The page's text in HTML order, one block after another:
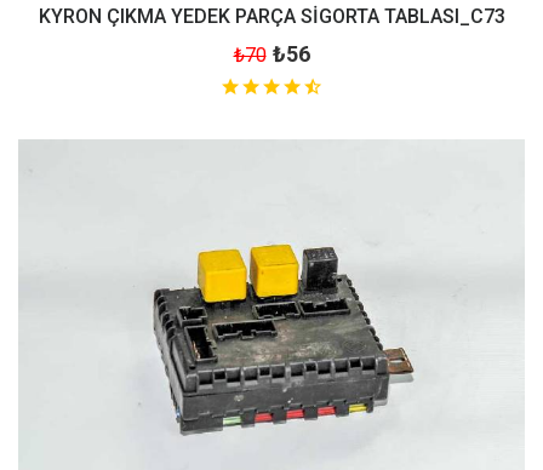
KYRON ÇIKMA YEDEK PARÇA SİGORTA TABLASI_C73
₺70 ₺56